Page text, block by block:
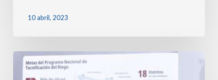
10 abril, 2023
México
avanza